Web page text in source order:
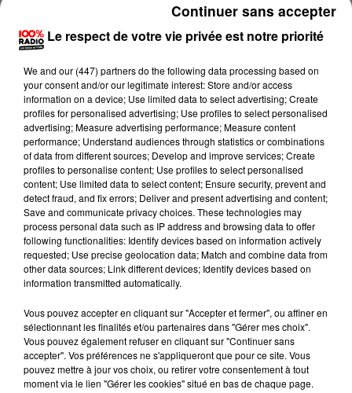
Lecture (4 min 27 sec)
100%
100% Radio les infos de l'Aude
15 mai 2024 - 4 min 27 sec
LES INFOS DE L'AUDE DU 15/05/2024 À
07H00
Le respect de votre vie privée est notre priorité
We and our (447) partnersdo the following data processing based on
your consent and/or our legitimate interest: Store and/or access
information on a device; Use limited data to select advertising; Create
profiles for personalised advertising; Use profiles to select personalised
advertising; Measure advertising performance; Measure content
performance; Understand audiences through statistics or combinations
of data from different sources; Develop and improve services; Create
profiles to personalise content; Use profiles to select personalised
content; Use limited data to select content; Ensure security, prevent and
detect fraud, and fix errors; Deliver and present advertising and content;
Save and communicate privacy choices. These technologies may
process personal data such as IP address and browsing data to offer
following functionalities: Identify devices based on information actively
requested; Use precise geolocation data; Match and combine data from
other data sources; Link different devices; Identify devices based on
information transmitted automatically.
Vous pouvez accepter en cliquant sur "Accepter et fermer", ou affiner en
sélectionnant les finalités et/ou partenaires dans "Gérer mes choix".
Vous pouvez également refuser en cliquant sur "Continuer sans
accepter". Vos préférences ne s'appliqueront que pour ce site. Vous
pouvez mettre à jour vos choix, ou retirer votre consentement à tout
moment via le lien "Gérer les cookies" situé en bas de chaque page.
Continuer sans accepter